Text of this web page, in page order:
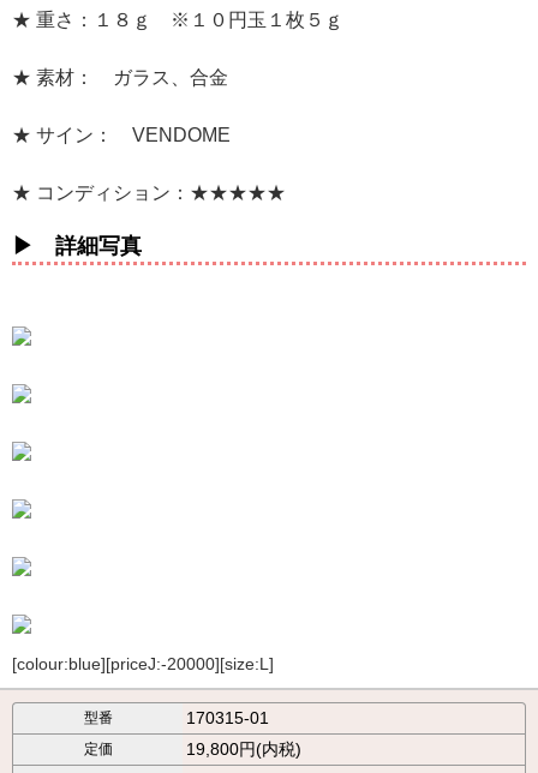
★ 重さ：１８ｇ ※１０円玉１枚５ｇ
★ 素材： ガラス、合金
★ サイン： VENDOME
★ コンディション：★★★★★
▶ 詳細写真
[colour:blue][priceJ:-20000][size:L]
型番 170315-01
定価 19,800円(内税)